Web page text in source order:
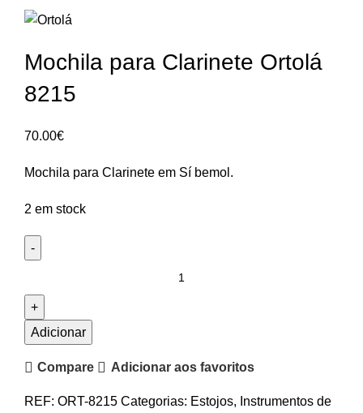
Mochila para Clarinete Ortolá
8215
70.00€
Mochila para Clarinete em Sí bemol.
2 em stock
Mochila
para
Ortolá
Adicionar
Compare Adicionar aos favoritos
REF: ORT-8215 Categorias: Estojos, Instrumentos de